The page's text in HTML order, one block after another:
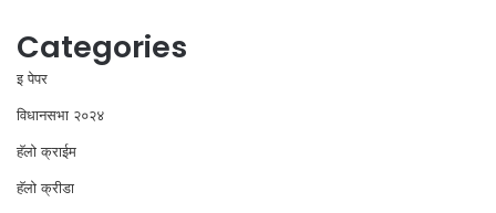
Categories
इ पेपर
विधानसभा २०२४
⁠हॅलो क्राईम
हॅलो क्रीडा